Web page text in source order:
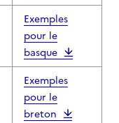
Exemples
pour le
basque
Exemples
pour le
breton